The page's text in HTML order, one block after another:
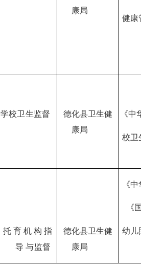
康局
健康
学校卫生监督
德化县卫生健
康局
《
校卫
托育机构指
导 与监督
德化县卫生健
康局
《
《
幼儿